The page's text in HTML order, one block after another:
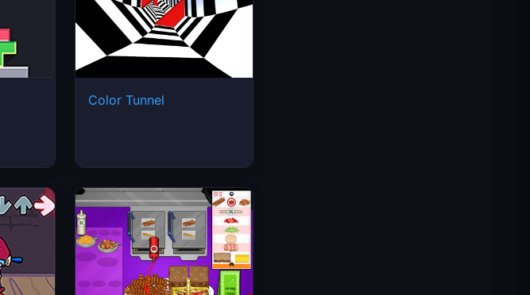
Color Tunnel